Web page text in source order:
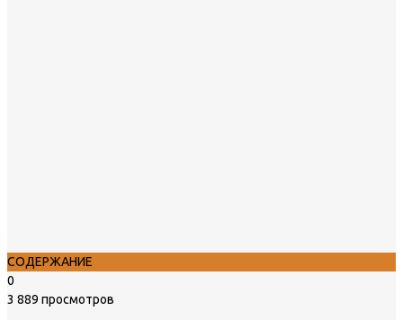
СОДЕРЖАНИЕ
0
3 889 просмотров